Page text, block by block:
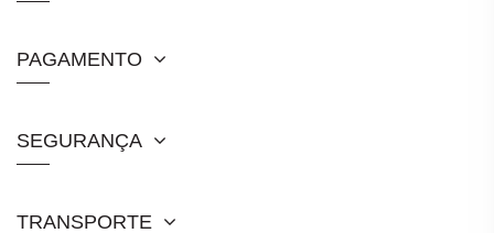
PAGAMENTO
SEGURANÇA
TRANSPORTE